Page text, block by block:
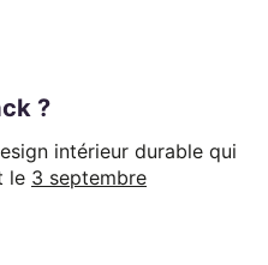
?
intérieur durable qui
le 3 septembre